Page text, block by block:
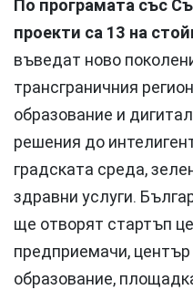
По програмата със
проекти са 13 на
въведат ново
трансграничния
образование и
решения до
градската среда,
здравни услуги.
ще отворят стартъп
предприемачи, център
образование,